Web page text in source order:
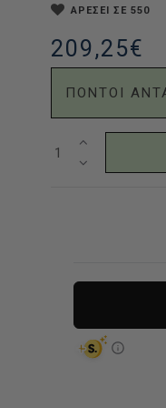
209,25€
ΠΟΝΤΟΙ
ΑΡΕΣΕΙ ΣΕ 550